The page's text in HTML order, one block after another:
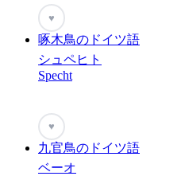
♥
啄木鳥のドイツ語
シュペヒト
Specht
♥
九官鳥のドイツ語
ベーオ